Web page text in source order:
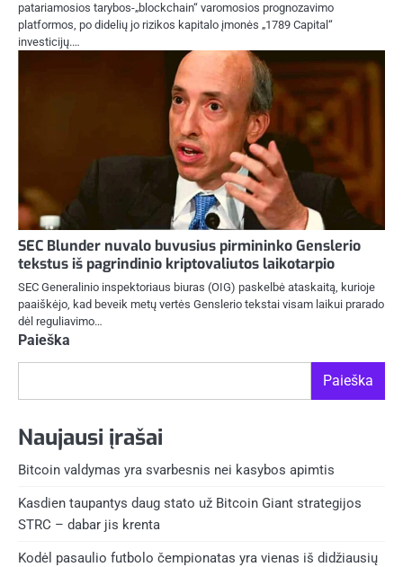
patariamosios tarybos-„blockchain“ varomosios prognozavimo
platformos, po didelių jo rizikos kapitalo įmonės „1789 Capital“
investicijų.…
SEC Blunder nuvalo buvusius pirmininko Genslerio
tekstus iš pagrindinio kriptovaliutos laikotarpio
SEC Generalinio inspektoriaus biuras (OIG) paskelbė ataskaitą, kurioje
paaiškėjo, kad beveik metų vertės Genslerio tekstai visam laikui prarado
dėl reguliavimo…
Paieška
Paieška
Naujausi įrašai
Bitcoin valdymas yra svarbesnis nei kasybos apimtis
Kasdien taupantys daug stato už Bitcoin Giant strategijos
STRC – dabar jis krenta
Kodėl pasaulio futbolo čempionatas yra vienas iš didžiausių